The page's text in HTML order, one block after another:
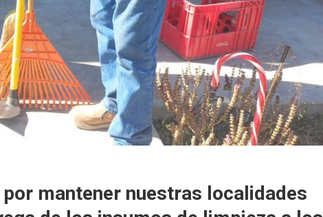
mantener nuestras localidades